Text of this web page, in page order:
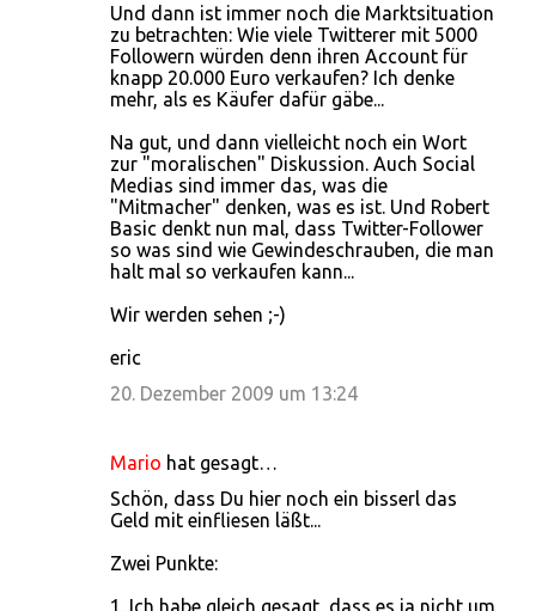
Und dann ist immer noch die Marktsituation
zu betrachten: Wie viele Twitterer mit 5000
Followern würden denn ihren Account für
knapp 20.000 Euro verkaufen? Ich denke
mehr, als es Käufer dafür gäbe...
Na gut, und dann vielleicht noch ein Wort
zur "moralischen" Diskussion. Auch Social
Medias sind immer das, was die
"Mitmacher" denken, was es ist. Und Robert
Basic denkt nun mal, dass Twitter-Follower
so was sind wie Gewindeschrauben, die man
halt mal so verkaufen kann...
Wir werden sehen ;-)
eric
20. Dezember 2009 um 13:24
Mario hat gesagt…
Schön, dass Du hier noch ein bisserl das
Geld mit einfliesen läßt...
Zwei Punkte:
1. Ich habe gleich gesagt, dass es ja nicht um